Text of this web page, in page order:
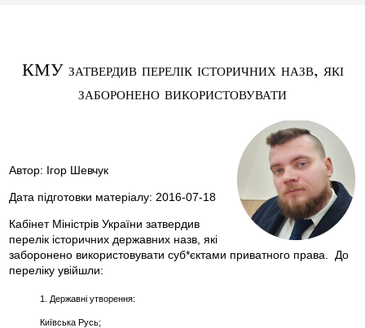
КМУ затвердив перелік історичних назв, які
заборонено використовувати
Автор: Ігор Шевчук
Дата підготовки матеріалу: 2016-07-18
Кабінет Міністрів України затвердив
перелік історичних державних назв, які
заборонено використовувати суб*єктами приватного права. До
переліку увійшли:
1. Державні утворення:
Київська Русь;